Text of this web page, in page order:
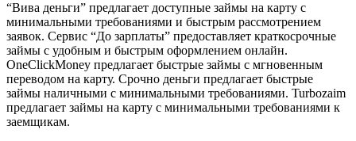
“Вива деньги” предлагает доступные займы на карту с
минимальными требованиями и быстрым рассмотрением
заявок. Сервис “До зарплаты” предоставляет краткосрочные
займы с удобным и быстрым оформлением онлайн.
OneClickMoney предлагает быстрые займы с мгновенным
переводом на карту. Срочно деньги предлагает быстрые
займы наличными с минимальными требованиями. Turbozaim
предлагает займы на карту с минимальными требованиями к
заемщикам.